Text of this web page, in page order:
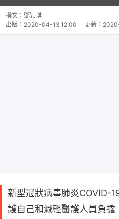
撰文： 鄧穎琪
出版： 2020-04-13 12:00 更新：
新型冠狀病毒肺炎COVID-
護自己和減輕醫護人員負擔